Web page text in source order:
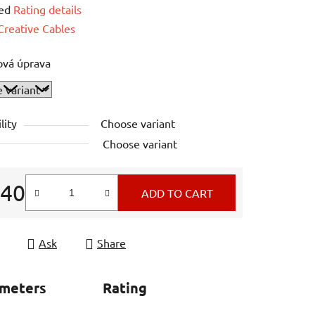
Rating details
Cables
úprava
Choose variant
Choose variant
price:
ADD TO CART
Ask Share
Rating